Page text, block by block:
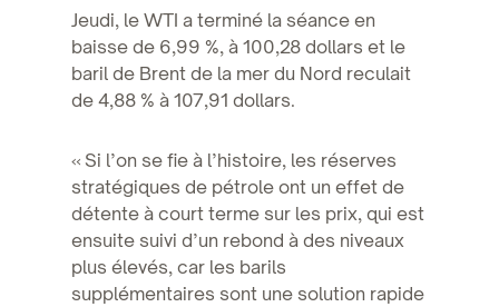
Jeudi, le WTI a terminé la séance en
baisse de 6,99 %, à 100,28 dollars et le
baril de Brent de la mer du Nord reculait
de 4,88 % à 107,91 dollars.
« Si l’on se fie à l’histoire, les réserves
stratégiques de pétrole ont un effet de
détente à court terme sur les prix, qui est
ensuite suivi d’un rebond à des niveaux
plus élevés, car les barils
supplémentaires sont une solution rapide